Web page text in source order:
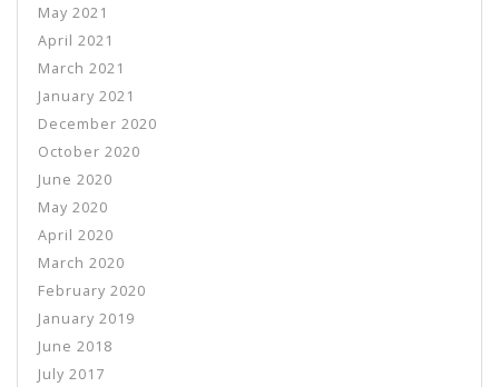
May 2021
April 2021
March 2021
January 2021
December 2020
October 2020
June 2020
May 2020
April 2020
March 2020
February 2020
January 2019
June 2018
July 2017